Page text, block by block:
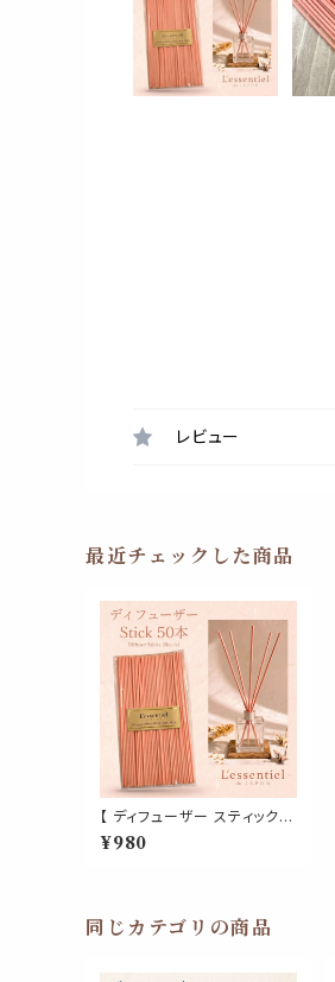
レビュー
最近チェックした商品
【 ディフューザー スティック 】
桜 ピンク 50本 リード 超 拡
散 特殊 ファイバー ラタン 製
珊瑚 春
¥980
同じカテゴリの商品